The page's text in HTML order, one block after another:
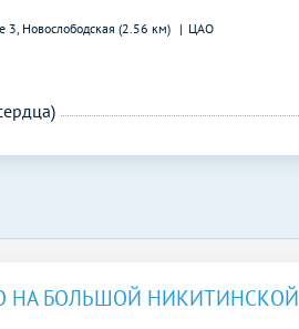
3, Новослободская (2.56 км) ЦАО
НА БОЛЬШОЙ НИКИТИНСКОЙ